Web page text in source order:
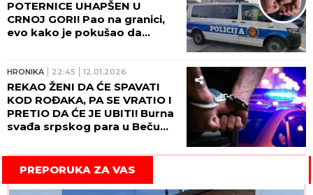
POTERNICE UHAPŠEN U
CRNOJ GORI! Pao na granici,
evo kako je pokušao da
HRONIKA 22:45 12.01.2026
REKAO ŽENI DA ĆE SPAVATI
KOD ROĐAKA, PA SE VRATIO I
PRETIO DA ĆE JE UBITI! Burna
svađa srpskog para u Beču
PREPORUKA ZA VAS